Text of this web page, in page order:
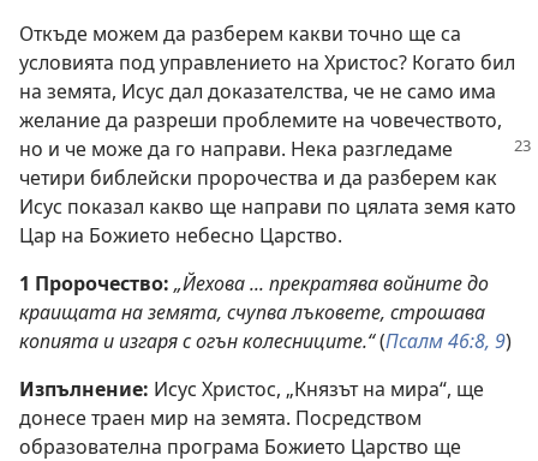
Откъде можем да разберем какви точно ще са
условията под управлението на Христос? Когато бил
на земята, Исус дал доказателства, че не само има
желание да разреши проблемите на човечеството,
но и че може да го направи. Нека разгледаме
четири библейски пророчества и да разберем как
Исус показал какво ще направи по цялата земя като
Цар на Божието небесно Царство.
1 Пророчество: „Йехова ... прекратява войните до
краищата на земята, счупва лъковете, строшава
копията и изгаря с огън колесниците.“(Псалм 46:8, 9)
Изпълнение: Исус Христос, „Князът на мира“, ще
донесе траен мир на земята. Посредством
образователна програма Божието Царство ще